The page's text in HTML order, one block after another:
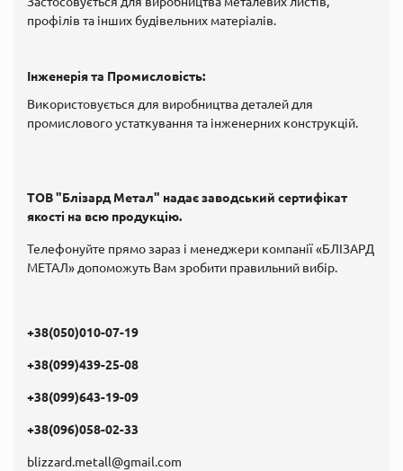
профілів та інших будівельних матеріалів.
Інженерія та Промисловість:
Використовується для виробництва деталей для
промислового устаткування та інженерних конструкцій.
ТОВ "Блізард Метал" надає заводський сертифікат
якості на всю продукцію.
Телефонуйте прямо зараз і менеджери компанії«БЛІЗАРД
МЕТАЛ» допоможуть Вам зробити правильний вибір.
+38(050)010-07-19
+38(099)439-25-08
+38(099)643-19-09
+38(096)058-02-33
blizzard.metall@gmail.com